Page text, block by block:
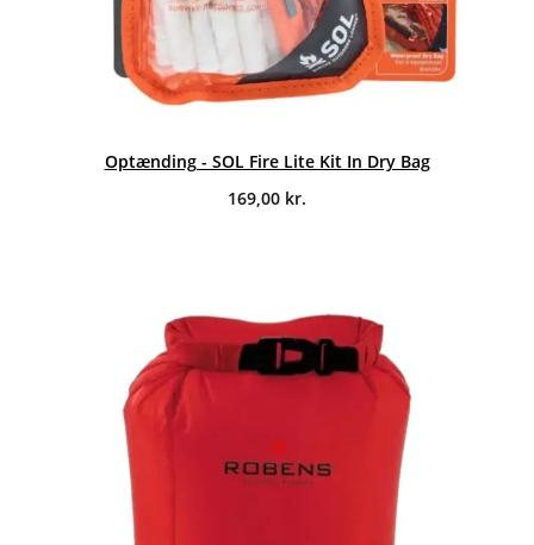
Optænding - SOL Fire Lite Kit In Dry Bag
169,00 kr.